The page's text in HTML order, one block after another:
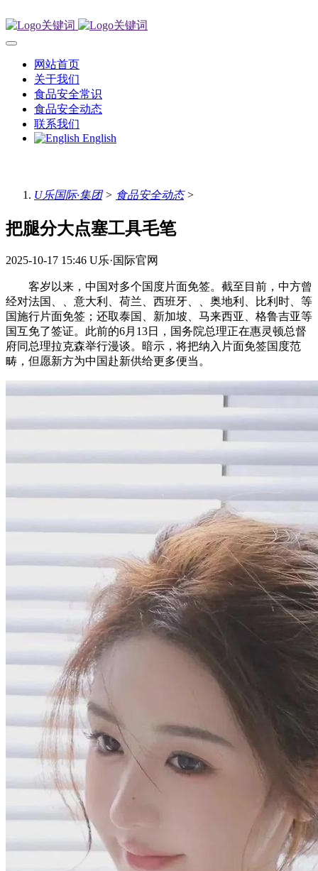
网站首页
关于我们
食品安全常识
食品安全动态
联系我们
English
U乐国际·集团> 食品安全动态>
把腿分大点塞工具毛笔
2025-10-17 15:46 U乐·国际官网
客岁以来，中国对多个国度片面免签。截至目前，中方曾
经对法国、、意大利、荷兰、西班牙、、奥地利、比利时、等
国施行片面免签；还取泰国、新加坡、马来西亚、格鲁吉亚等
国互免了签证。此前的6月13日，国务院总理正在惠灵顿总督
府同总理拉克森举行漫谈。暗示，将把纳入片面免签国度范
畴，但愿新方为中国赴新供给更多便当。